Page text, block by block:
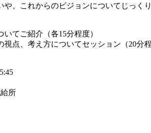
や、これからのビジョンについてじっく
いてご紹介（各15分程度）
視点、考え方についてセッション（20分程
所